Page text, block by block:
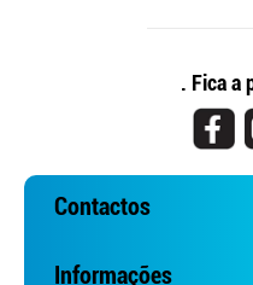
. Fica a
Contactos
Informações